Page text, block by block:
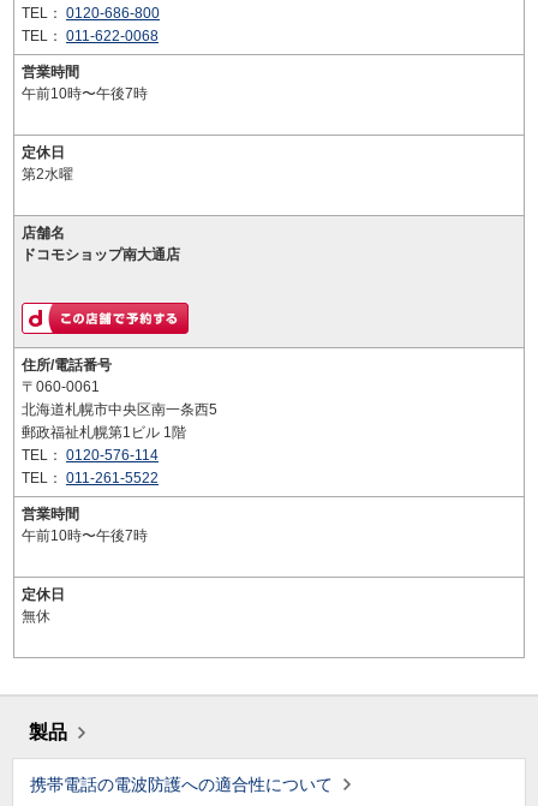
TEL： 0120-686-800
TEL： 011-622-0068
営業時間
午前10時〜午後7時
定休日
第2水曜
店舗名
ドコモショップ南大通店
住所/電話番号
〒060-0061
北海道札幌市中央区南一条西5
郵政福祉札幌第1ビル 1階
TEL： 0120-576-114
TEL： 011-261-5522
営業時間
午前10時〜午後7時
定休日
無休
製品
携帯電話の電波防護への適合性について